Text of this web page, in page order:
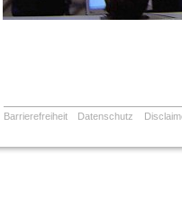
Barrierefreiheit Datenschutz